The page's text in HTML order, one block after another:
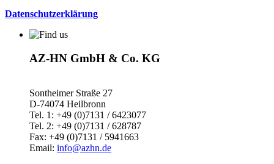
Datenschutzerklärung
AZ-HN GmbH & Co. KG
Sontheimer Straße 27
D-74074 Heilbronn
Tel. 1: +49 (0)7131 / 6423077
Tel. 2: +49 (0)7131 / 628787
Fax: +49 (0)7131 / 5941663
Email: info@azhn.de